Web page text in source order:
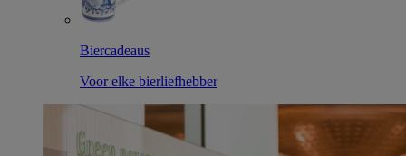
Biercadeaus
Voor elke bierliefhebber